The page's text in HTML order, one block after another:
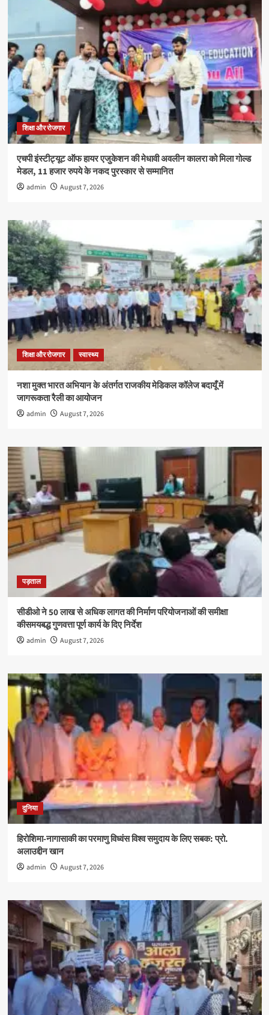
हुआ,बच्चो
दिखाया
उत्साह
शिक्षा और रोजगार
एचपी इंस्टीट्यूट ऑफ हायर एजुकेशन की मेधावी अवलीन कालरा को मिला गोल्ड
मेडल, 11 हजार रुपये के नकद पुरस्कार से सम्मानित
admin August 7, 2026
शिक्षा और रोजगार स्वास्थ्य
नशा मुक्त भारत अभियान के अंतर्गत राजकीय मेडिकल कॉलेज बदायूँ में
जागरूकता रैली का आयोजन
admin August 7, 2026
पड़ताल
सीडीओ ने 50 लाख से अधिक लागत की निर्माण परियोजनाओं की समीक्षा
कीसमयबद्ध गुणवत्ता पूर्ण कार्य के दिए निर्देश
admin August 7, 2026
दुनिया
हिरोशिमा-नागासाकी का परमाणु विध्वंस विश्व समुदाय के लिए सबक: प्रो.
अलाउद्दीन खान
admin August 7, 2026